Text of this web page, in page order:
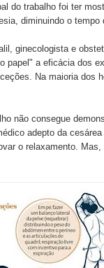
do trabalho foi ter
diminuindo o tempo
ginecologista e
papel" a eficácia dos
Na maioria dos
não consegue
adepto da
o relaxamento.